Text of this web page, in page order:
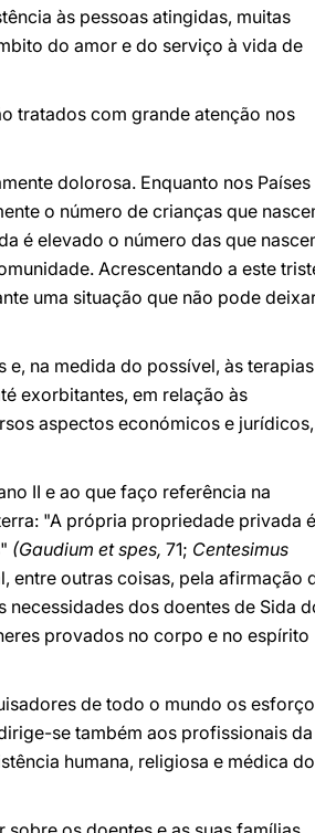
às pessoas atingidas, muitas
do amor e do serviço à vida de
tratados com grande atenção nos
dolorosa. Enquanto nos Países
o número de crianças que
é elevado o número das que
Acrescentando a este
uma situação que não pode
e, na medida do possível, às terapias
exorbitantes, em relação às
aspectos económicos e jurídicos,
II e ao que faço referência na
"A própria propriedade privada
(Gaudium et spes, 71; Centesimus
entre outras coisas, pela afirmação
dos doentes de Sida
provados no corpo e no espírito
de todo o mundo os
se também aos profissionais da
humana, religiosa e médica